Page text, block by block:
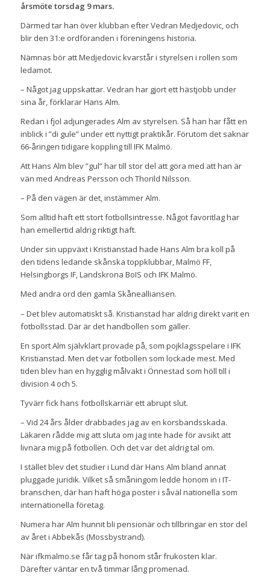
årsmöte torsdag 9 mars.
Därmed tar han över klubban efter Vedran Medjedovic, och
blir den 31:e ordföranden i föreningens historia.
Nämnas bör att Medjedovic kvarstår i styrelsen i rollen som
ledamot.
– Något jag uppskattar. Vedran har gjort ett hästjobb under
sina år, förklarar Hans Alm.
Redan i fjol adjungerades Alm av styrelsen. Så han har fått en
inblick i ”di gule” under ett nyttigt praktikår. Förutom det saknar
66-åringen tidigare koppling till IFK Malmö.
Att Hans Alm blev ”gul” har till stor del att göra med att han är
vän med Andreas Persson och Thorild Nilsson.
– På den vägen är det, instämmer Alm.
Som alltid haft ett stort fotbollsintresse. Något favoritlag har
han emellertid aldrig riktigt haft.
Under sin uppväxt i Kristianstad hade Hans Alm bra koll på
den tidens ledande skånska toppklubbar, Malmö FF,
Helsingborgs IF, Landskrona BoIS och IFK Malmö.
Med andra ord den gamla Skånealliansen.
– Det blev automatiskt så. Kristianstad har aldrig direkt varit en
fotbollsstad. Där är det handbollen som gäller.
En sport Alm självklart provade på, som pojklagsspelare i IFK
Kristianstad. Men det var fotbollen som lockade mest. Med
tiden blev han en hygglig målvakt i Önnestad som höll till i
division 4 och 5.
Tyvärr fick hans fotbollskarriär ett abrupt slut.
– Vid 24 års ålder drabbades jag av en korsbandsskada.
Läkaren rådde mig att sluta om jag inte hade för avsikt att
livnära mig på fotbollen. Och det var det aldrig tal om.
I stället blev det studier i Lund där Hans Alm bland annat
pluggade juridik. Vilket så småningom ledde honom in i IT-
branschen, där han haft höga poster i såväl nationella som
internationella företag.
Numera har Alm hunnit bli pensionär och tillbringar en stor del
av året i Abbekås (Mossbystrand).
När ifkmalmo.se får tag på honom står frukosten klar.
Därefter väntar en två timmar lång promenad.